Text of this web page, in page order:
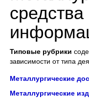
Типовые рубрики
зависимости от типа
Металлургические
Металлургические